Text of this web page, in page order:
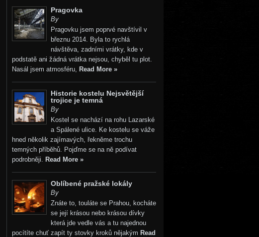
Pragovka
By
Pragovku jsem poprvé navštívil v
březnu 2014. Byla to rychlá
návštěva, zadními vrátky, kde v
podstatě ani žádná vrátka nejsou, chyběl tu plot.
Nasál jsem atmosféru, Read More »
Historie kostelu Nejsvětější
trojice je temná
By
Kostel se nachází na rohu Lazarské
a Spálené ulice. Ke kostelu se váže
hned několik zajímavých, řekněme trochu
temných příběhů. Pojďme se na ně podívat
podrobněji. Read More »
Oblíbené pražské lokály
By
Znáte to, touláte se Prahou, kocháte
se její krásou nebo krásou dívky
která jde vedle vás a tu najednou
pocítíte chuť zapít ty stovky kroků nějakým Read